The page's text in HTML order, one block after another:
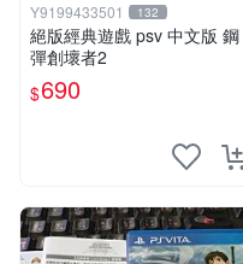
Y9199433501 132
絕版經典遊戲 psv 中文版 鋼
彈創壞者2
$690